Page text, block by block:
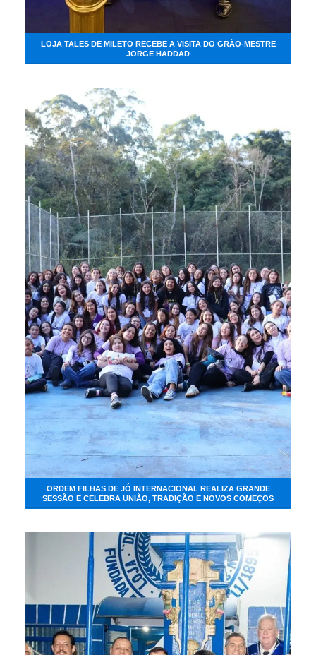
LOJA TALES DE MILETO RECEBE A VISITA DO GRÃO-MESTRE
JORGE HADDAD
ORDEM FILHAS DE JÓ INTERNACIONAL REALIZA GRANDE
SESSÃO E CELEBRA UNIÃO, TRADIÇÃO E NOVOS COMEÇOS